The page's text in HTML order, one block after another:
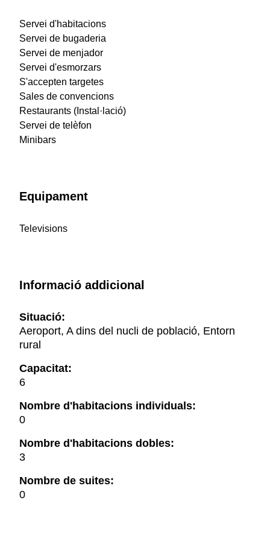
Servei d'habitacions
Servei de bugaderia
Servei de menjador
Servei d'esmorzars
S'accepten targetes
Sales de convencions
Restaurants (Instal·lació)
Servei de telèfon
Minibars
Equipament
Televisions
Informació addicional
Situació:
Aeroport, A dins del nucli de població, Entorn
rural
Capacitat:
6
Nombre d'habitacions individuals:
0
Nombre d'habitacions dobles:
3
Nombre de suites:
0